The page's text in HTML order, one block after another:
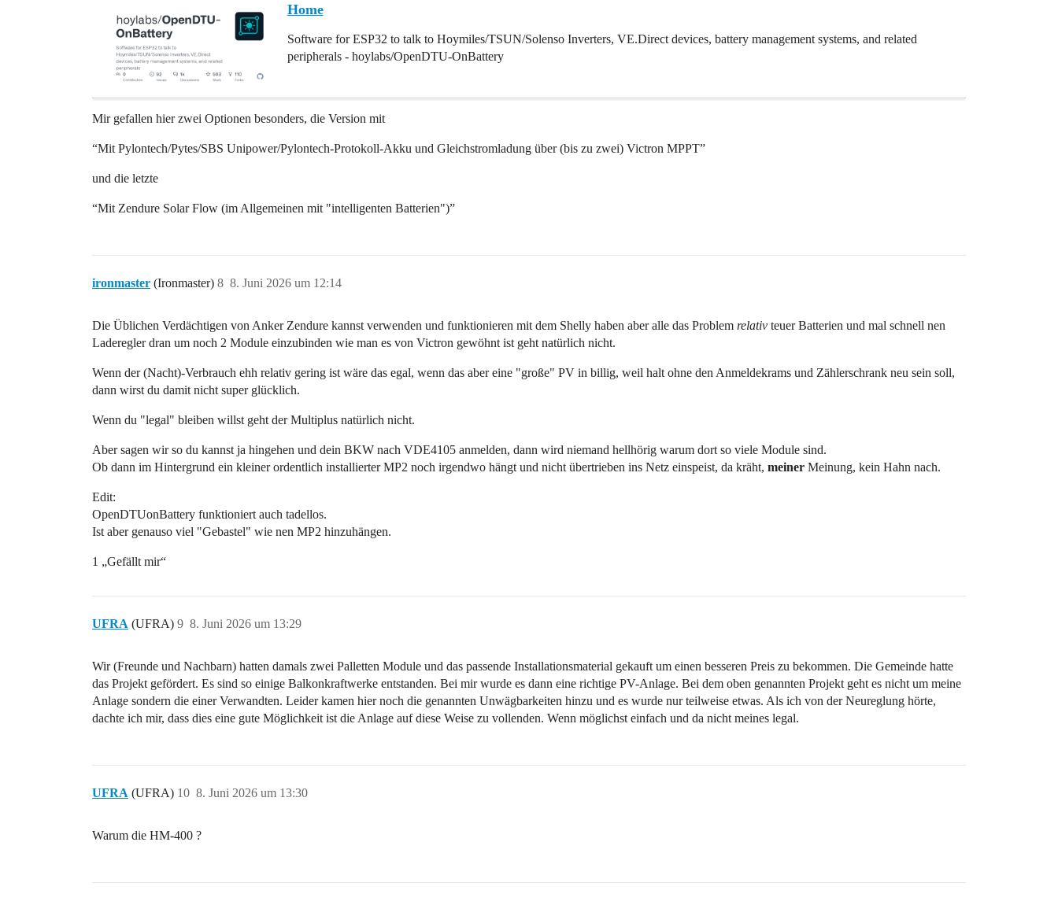
Home
Software for ESP32 to talk to Hoymiles/TSUN/Solenso Inverters, VE.Direct devices, battery management systems, and related
peripherals - hoylabs/OpenDTU-OnBattery
Mir gefallen hier zwei Optionen besonders, die Version mit
“Mit Pylontech/Pytes/SBS Unipower/Pylontech-Protokoll-Akku und Gleichstromladung über (bis zu zwei) Victron MPPT”
und die letzte
“Mit Zendure Solar Flow (im Allgemeinen mit "intelligenten Batterien")”
ironmaster (Ironmaster) 8. Juni 2026 um 12:14
8
Die Üblichen Verdächtigen von Anker Zendure kannst verwenden und funktionieren mit dem Shelly haben aber alle das Problem relativ teuer Batterien und mal schnell nen
Laderegler dran um noch 2 Module einzubinden wie man es von Victron gewöhnt ist geht natürlich nicht.
Wenn der (Nacht)-Verbrauch ehh relativ gering ist wäre das egal, wenn das aber eine "große" PV in billig, weil halt ohne den Anmeldekrams und Zählerschrank neu sein soll,
dann wirst du damit nicht super glücklich.
Wenn du "legal" bleiben willst geht der Multiplus natürlich nicht.
Aber sagen wir so du kannst ja hingehen und dein BKW nach VDE4105 anmelden, dann wird niemand hellhörig warum dort so viele Module sind.
Ob dann im Hintergrund ein kleiner ordentlich installierter MP2 noch irgendwo hängt und nicht übertrieben ins Netz einspeist, da kräht, meiner Meinung, kein Hahn nach.
Edit:
OpenDTUonBattery funktioniert auch tadellos.
Ist aber genauso viel "Gebastel" wie nen MP2 hinzuhängen.
1 „Gefällt mir“
UFRA (UFRA) 8. Juni 2026 um 13:29
9
Wir (Freunde und Nachbarn) hatten damals zwei Palletten Module und das passende Installationsmaterial gekauft um einen besseren Preis zu bekommen. Die Gemeinde hatte
das Projekt gefördert. Es sind so einige Balkonkraftwerke entstanden. Bei mir wurde es dann eine richtige PV-Anlage. Bei dem oben genannten Projekt geht es nicht um meine
Anlage sondern die einer Verwandten. Leider kamen hier noch die genannten Unwägbarkeiten hinzu und es wurde nur teilweise etwas. Als ich von der Neureglung hörte,
dachte ich mir, dass dies eine gute Möglichkeit ist die Anlage auf diese Weise zu vollenden. Wenn möglichst einfach und da nicht meines legal.
UFRA (UFRA) 8. Juni 2026 um 13:30
10
Warum die HM-400 ?